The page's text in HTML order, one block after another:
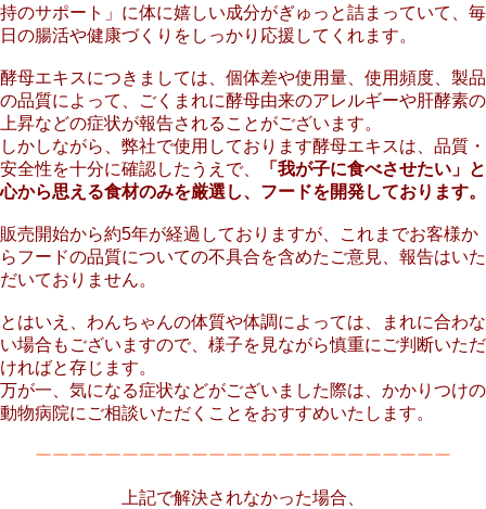
持のサポート」に体に嬉しい成分がぎゅっと詰まっていて、毎
日の腸活や健康づくりをしっかり応援してくれます。
酵母エキスにつきましては、個体差や使用量、使用頻度、製品
の品質によって、ごくまれに酵母由来のアレルギーや肝酵素の
上昇などの症状が報告されることがございます。
しかしながら、弊社で使用しております酵母エキスは、品質・
安全性を十分に確認したうえで、
「我が子に食べさせたい」と
心から思える食材のみを厳選し、フードを開発しております。
販売開始から約5年が経過しておりますが、これまでお客様か
らフードの品質についての不具合を含めたご意見、報告はいた
だいておりません。
とはいえ、わんちゃんの体質や体調によっては、まれに合わな
い場合もございますので、様子を見ながら慎重にご判断いただ
ければと存じます。
万が一、気になる症状などがございました際は、かかりつけの
動物病院にご相談いただくことをおすすめいたします。
ーーーーーーーーーーーーーーーーーーーーーーーー
上記で解決されなかった場合、